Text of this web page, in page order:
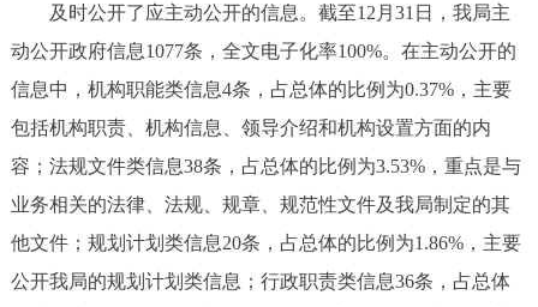
及时公开了应主动公开的信息。截至12月31日，我局主
动公开政府信息1077条，全文电子化率100%。在主动公开的
信息中，机构职能类信息4条，占总体的比例为0.37%，主要
包括机构职责、机构信息、领导介绍和机构设置方面的内
容；法规文件类信息38条，占总体的比例为3.53%，重点是与
业务相关的法律、法规、规章、规范性文件及我局制定的其
他文件；规划计划类信息20条，占总体的比例为1.86%，主要
公开我局的规划计划类信息；行政职责类信息36条，占总体